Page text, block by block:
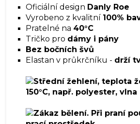
Oficiální design Danly Roe
Vyrobeno z kvalitní 100%
Pratelné na 40°C
Tričko pro dámy i pány
Bez bočních švů
Elastan v průkrčníku - drží